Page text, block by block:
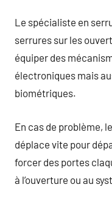
Le spécialiste en
serrures sur les
équiper des
électroniques mais
biométriques.
En cas de problème,
déplace vite pour
forcer des portes
à l’ouverture ou au